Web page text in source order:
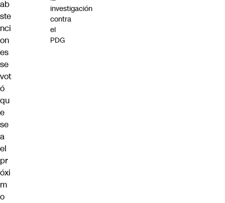
ab
ste
nci
on
es
se
vot
ó
qu
e
se
a
el
pr
óxi
m
o
investigación
contra
el
PDG